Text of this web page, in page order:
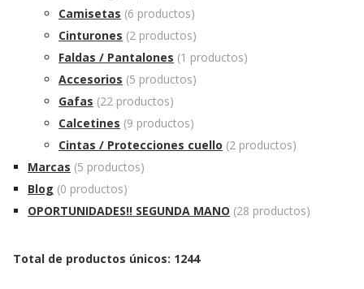
Camisetas (6 productos)
Cinturones (2 productos)
Faldas / Pantalones (1 productos)
Accesorios (5 productos)
Gafas (22 productos)
Calcetines (9 productos)
Cintas / Protecciones cuello (2 productos)
Marcas (5 productos)
Blog (0 productos)
OPORTUNIDADES!! SEGUNDA MANO (28 productos)
Total de productos únicos: 1244